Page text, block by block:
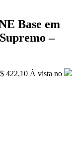
Base em
–
422,10 À vista no